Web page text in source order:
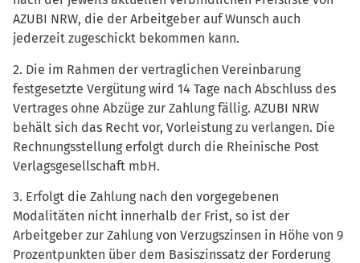
AZUBI NRW, die der Arbeitgeber auf Wunsch auch
jederzeit zugeschickt bekommen kann.
2. Die im Rahmen der vertraglichen Vereinbarung
festgesetzte Vergütung wird 14 Tage nach Abschluss des
Vertrages ohne Abzüge zur Zahlung fällig. AZUBI NRW
behält sich das Recht vor, Vorleistung zu verlangen. Die
Rechnungsstellung erfolgt durch die Rheinische Post
Verlagsgesellschaft mbH.
3. Erfolgt die Zahlung nach den vorgegebenen
Modalitäten nicht innerhalb der Frist, so ist der
Arbeitgeber zur Zahlung von Verzugszinsen in Höhe von 9
Prozentpunkten über dem Basiszinssatz der Forderung